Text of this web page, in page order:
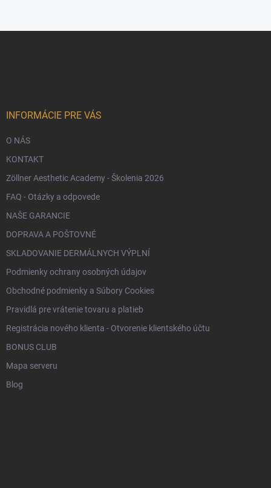
INFORMÁCIE PRE VÁS
O NÁS
KONTAKT
Zöllner Aesthetic Academy - Školenia 2026
FAQ - Otázky a odpovede
NAŠE GARANCIE
DOPRAVA A POŠTOVNÉ
SKLADOVANIE DERMÁLNYCH VÝPLNÍ
Podmienky ochrany osobných údajov
Obchodné podmienky a Súbory Cookies
Pravidlá pre vrátenie tovaru a platieb
Registrácia nového klienta - Otvorenie klientského účtu
BONUS CLUB
Mapa serveru
Blog